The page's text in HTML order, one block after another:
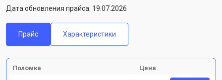
Дата обновления прайса: 19.07.2026
Прайс Характеристики
Поломка Цена